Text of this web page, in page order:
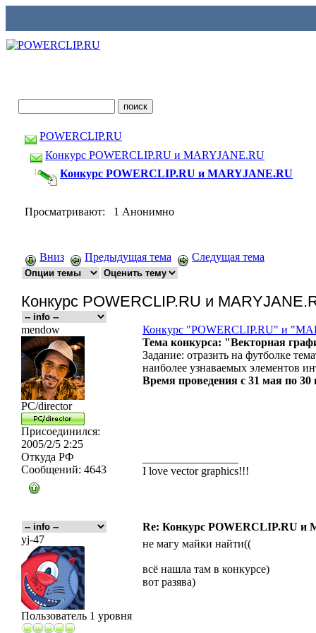
POWERCLIP.RU
Конкурс POWERCLIP.RU и MARYJANE.RU
Конкурс POWERCLIP.RU и MARYJANE.RU
Просматривают: 1 Анонимно
Вниз Предыдущая тема Следущая тема
Конкурс POWERCLIP.RU и
mendow
PC/director
Присоединился:
2005/2/5 2:25
Откуда РФ
Сообщений: 4643
Конкурс "POWERCLIP.RU" и
Тема конкурса: "Векторная
Задание: отразить на футболке
наиболее узнаваемых элементов
Время проведения с 31 мая по 30
I love vector graphics!!!
Re: Конкурс POWERCLIP.RU и
yj-47
Пользователь 1 уровня
не магу майки найти((
всё нашла там в конкурсе)
вот разява)